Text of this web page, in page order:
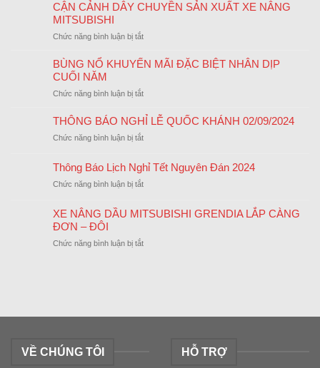
CẬN CẢNH DÂY CHUYỀN SẢN XUẤT XE NÂNG
MITSUBISHI
Chức năng bình luận bị tắtở
CẢNH
SẢN
XE
BÙNG NỔ KHUYẾN MÃI ĐẶC BIỆT NHÂN DỊP
CUỐI NĂM
Chức năng bình luận bị tắtở
NỔ
KHUYẾN
MÃI
BIỆT
NĂM
THÔNG BÁO NGHỈ LỄ QUỐC KHÁNH 02/09/2024
Chức năng bình luận bị tắtở
BÁO
NGHỈ
LỄ
KHÁNH
Thông Báo Lịch Nghỉ Tết Nguyên Đán 2024
Chức năng bình luận bị tắtở
Lịch
Tết
XE NÂNG DẦU MITSUBISHI GRENDIA LẮP CÀNG
ĐƠN – ĐÔI
Chức năng bình luận bị tắtở
LẮP
VỀ CHÚNG TÔI HỖ TRỢ